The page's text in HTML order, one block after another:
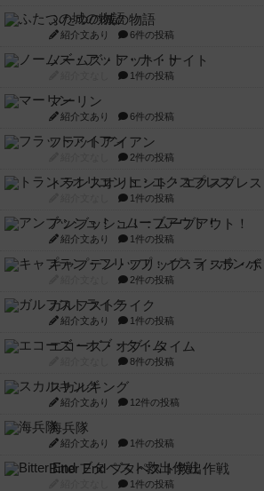
ふたつの城の物語
紹介文あり 6件の投稿
ノームズ・アット・ナイト
1件の投稿
マーリン
紹介文あり 6件の投稿
フラットアイアン
2件の投稿
トランスオリエント・エクスプレス
1件の投稿
アンブッシュ！：ムーブアウト！
紹介文あり 1件の投稿
キャプテン・フリップ：イスラ・
2件の投稿
ガルフストライク
紹介文あり 1件の投稿
エコーズ・オブ・タイム
8件の投稿
スカルキング
紹介文あり 12件の投稿
海兵隊
紹介文あり 1件の投稿
Bitter End ブタペスト救出作戦
1件の投稿